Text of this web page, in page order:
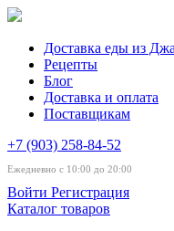
Доставка еды из
Рецепты
Блог
Доставка и оплата
Поставщикам
+7 (903) 258-84-52
Ежедневно с 10:00 до 20:00
Войти Регистрация
Каталог товаров